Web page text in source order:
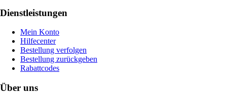
Dienstleistungen
Mein Konto
Hilfecenter
Bestellung verfolgen
Bestellung zurückgeben
Rabattcodes
Über uns